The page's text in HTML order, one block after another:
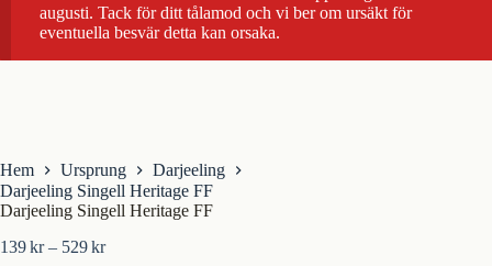
augusti. Tack för ditt tålamod och vi ber om ursäkt för
eventuella besvär detta kan orsaka.
Hem Ursprung
Darjeeling
Darjeeling Singell Heritage FF
Darjeeling Singell Heritage FF
139kr – 529krPrisintervall: